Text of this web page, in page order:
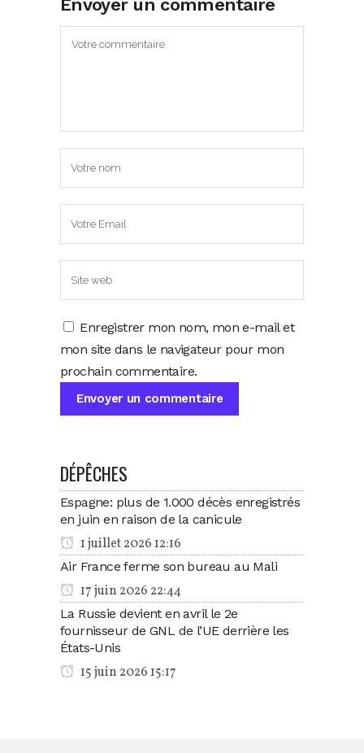
Envoyer un commentaire
Enregistrer mon nom, mon e-mail et
mon site dans le navigateur pour mon
prochain commentaire.
DÉPÊCHES
Espagne: plus de 1.000 décès enregistrés
en juin en raison de la canicule
1 juillet 2026 12:16
Air France ferme son bureau au Mali
17 juin 2026 22:44
La Russie devient en avril le 2e
fournisseur de GNL de l’UE derrière les
États-Unis
15 juin 2026 15:17